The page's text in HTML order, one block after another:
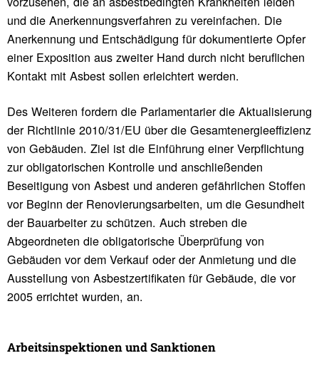
und die Anerkennungsverfahren zu vereinfachen. Die
Anerkennung und Entschädigung für dokumentierte Opfer
einer Exposition aus zweiter Hand durch nicht beruflichen
Kontakt mit Asbest sollen erleichtert werden.
Des Weiteren fordern die Parlamentarier die Aktualisierung
der Richtlinie 2010/31/EU über die Gesamtenergieeffizienz
von Gebäuden. Ziel ist die Einführung einer Verpflichtung
zur obligatorischen Kontrolle und anschließenden
Beseitigung von Asbest und anderen gefährlichen Stoffen
vor Beginn der Renovierungsarbeiten, um die Gesundheit
der Bauarbeiter zu schützen. Auch streben die
Abgeordneten die obligatorische Überprüfung von
Gebäuden vor dem Verkauf oder der Anmietung und die
Ausstellung von Asbestzertifikaten für Gebäude, die vor
2005 errichtet wurden, an.
Arbeits­in­spek­tionen und Sank­tionen